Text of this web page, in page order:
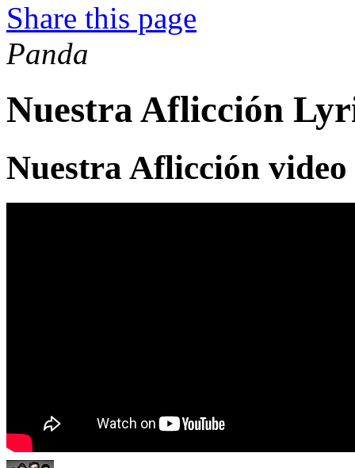
Share this page
Panda
Nuestra Aflicción
Nuestra Aflicción video